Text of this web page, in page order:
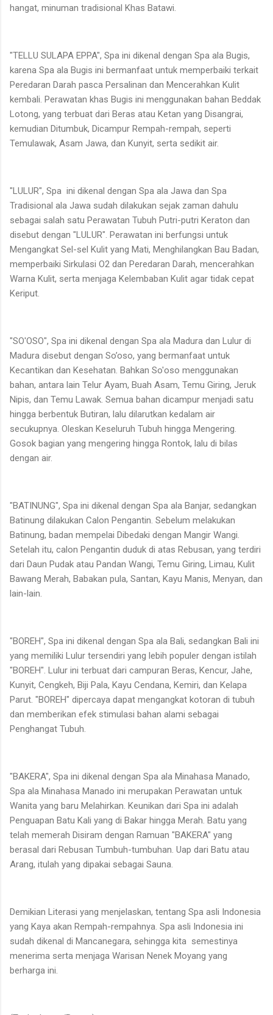
hangat, minuman tradisional Khas Batawi.
"TELLU SULAPA EPPA", Spa ini dikenal dengan Spa ala Bugis,
karena Spa ala Bugis ini bermanfaat untuk memperbaiki terkait
Peredaran Darah pasca Persalinan dan Mencerahkan Kulit
kembali. Perawatan khas Bugis ini menggunakan bahan Beddak
Lotong, yang terbuat dari Beras atau Ketan yang Disangrai,
kemudian Ditumbuk, Dicampur Rempah-rempah, seperti
Temulawak, Asam Jawa, dan Kunyit, serta sedikit air.
"LULUR", Spa ini dikenal dengan Spa ala Jawa dan Spa
Tradisional ala Jawa sudah dilakukan sejak zaman dahulu
sebagai salah satu Perawatan Tubuh Putri-putri Keraton dan
disebut dengan "LULUR". Perawatan ini berfungsi untuk
Mengangkat Sel-sel Kulit yang Mati, Menghilangkan Bau Badan,
memperbaiki Sirkulasi O2 dan Peredaran Darah, mencerahkan
Warna Kulit, serta menjaga Kelembaban Kulit agar tidak cepat
Keriput.
"SO'OSO", Spa ini dikenal dengan Spa ala Madura dan Lulur di
Madura disebut dengan So’oso, yang bermanfaat untuk
Kecantikan dan Kesehatan. Bahkan So'oso menggunakan
bahan, antara lain Telur Ayam, Buah Asam, Temu Giring, Jeruk
Nipis, dan Temu Lawak. Semua bahan dicampur menjadi satu
hingga berbentuk Butiran, lalu dilarutkan kedalam air
secukupnya. Oleskan Keseluruh Tubuh hingga Mengering.
Gosok bagian yang mengering hingga Rontok, lalu di bilas
dengan air.
"BATINUNG", Spa ini dikenal dengan Spa ala Banjar, sedangkan
Batinung dilakukan Calon Pengantin. Sebelum melakukan
Batinung, badan mempelai Dibedaki dengan Mangir Wangi.
Setelah itu, calon Pengantin duduk di atas Rebusan, yang terdiri
dari Daun Pudak atau Pandan Wangi, Temu Giring, Limau, Kulit
Bawang Merah, Babakan pula, Santan, Kayu Manis, Menyan, dan
lain-lain.
"BOREH", Spa ini dikenal dengan Spa ala Bali, sedangkan Bali ini
yang memiliki Lulur tersendiri yang lebih populer dengan istilah
"BOREH". Lulur ini terbuat dari campuran Beras, Kencur, Jahe,
Kunyit, Cengkeh, Biji Pala, Kayu Cendana, Kemiri, dan Kelapa
Parut. "BOREH" dipercaya dapat mengangkat kotoran di tubuh
dan memberikan efek stimulasi bahan alami sebagai
Penghangat Tubuh.
"BAKERA", Spa ini dikenal dengan Spa ala Minahasa Manado,
Spa ala Minahasa Manado ini merupakan Perawatan untuk
Wanita yang baru Melahirkan. Keunikan dari Spa ini adalah
Penguapan Batu Kali yang di Bakar hingga Merah. Batu yang
telah memerah Disiram dengan Ramuan "BAKERA" yang
berasal dari Rebusan Tumbuh-tumbuhan. Uap dari Batu atau
Arang, itulah yang dipakai sebagai Sauna.
Demikian Literasi yang menjelaskan, tentang Spa asli Indonesia
yang Kaya akan Rempah-rempahnya. Spa asli Indonesia ini
sudah dikenal di Mancanegara, sehingga kita semestinya
menerima serta menjaga Warisan Nenek Moyang yang
berharga ini.